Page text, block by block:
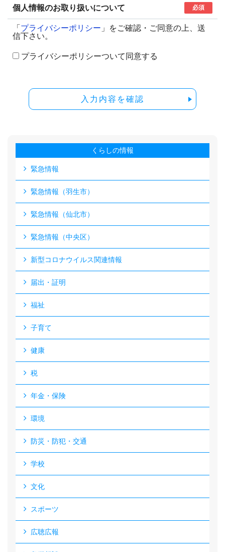
個人情報のお取り扱いについて 必須
「 プライバシーポリシー 」をご確認・ご同意の上、送
信下さい。
プライバシーポリシーついて同意する
入力内容を確認
くらしの情報
緊急情報
緊急情報（羽生市）
緊急情報（仙北市）
緊急情報（中央区）
新型コロナウイルス関連情報
届出・証明
福祉
子育て
健康
税
年金・保険
環境
防災・防犯・交通
学校
文化
スポーツ
広聴広報